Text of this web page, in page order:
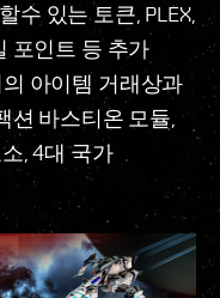
수 있는 토큰, PLEX,
포인트 등 추가
아이템 거래상과
션 바스티온 모듈,
소, 4대 국가